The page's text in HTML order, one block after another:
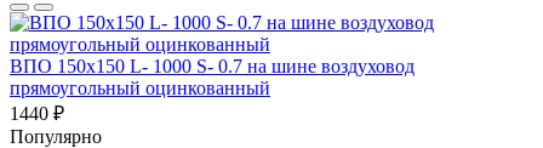
ВПО 150x150 L- 1000 S- 0.7 на шине воздуховод
прямоугольный оцинкованный
1440 ₽
Популярно